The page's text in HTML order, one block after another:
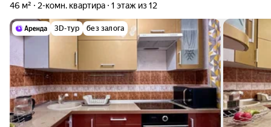
46 м² 2-комн. квартира 1 этаж из 12
3D-тур без залога